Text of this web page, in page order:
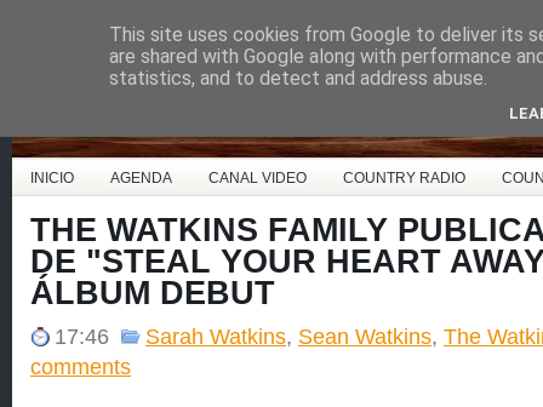
Country Music España
INICIO AGENDA CANAL VIDEO COUNTRY RADIO
THE WATKINS FAMILY
DE "STEAL YOUR HEART
ÁLBUM DEBUT
17:46 Sarah Watkins, Sean Watkins, The
comments
This site uses cookies from Google to deliver its
are shared with Google along with performance
statistics, and to detect and address abuse.